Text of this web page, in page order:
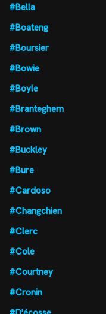
#Bella
#Boateng
#Boursier
#Bowie
#Boyle
#Branteghem
#Brown
#Buckley
#Bure
#Cardoso
#Changchien
#Clerc
#Cole
#Courtney
#Cronin